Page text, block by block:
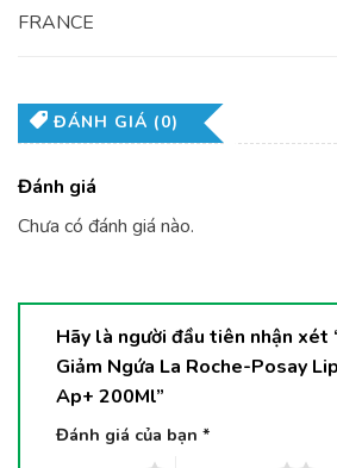
FRANCE
ĐÁNH GIÁ (0)
Đánh giá
Chưa có đánh giá nào.
Hãy là người đầu tiên nhận xét
Giảm Ngứa La Roche-Posay
Ap+ 200Ml”
Đánh giá của bạn *